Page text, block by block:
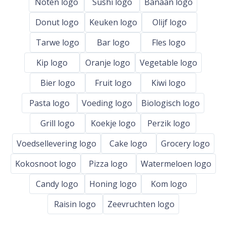
Donut logo
Keuken logo
Olijf logo
Tarwe logo
Bar logo
Fles logo
Kip logo
Oranje logo
Vegetable logo
Bier logo
Fruit logo
Kiwi logo
Pasta logo
Voeding logo
Biologisch logo
Grill logo
Koekje logo
Perzik logo
Voedsellevering logo
Cake logo
Grocery logo
Kokosnoot logo
Pizza logo
Watermeloen logo
Candy logo
Honing logo
Kom logo
Raisin logo
Zeevruchten logo